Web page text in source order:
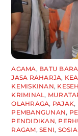
AGAMA, BATU BARA
JASA RAHARJA,
KEMISKINAN,
KRIMINAL ,
OLAHRAGA, PAJAK,
PEMBANGUNAN,
PENDIDIKAN,
RAGAM,SENI,